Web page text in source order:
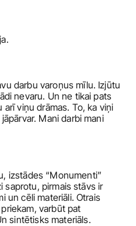
darbu varoņus mīlu. Izjūtu
nevaru. Un ne tikai pats
viņu drāmas. To, ka viņi
Mani darbi mani
izstādes “Monumenti”
saprotu, pirmais stāvs ir
un cēli materiāli. Otrais
varbūt pat
sintētisks materiāls.